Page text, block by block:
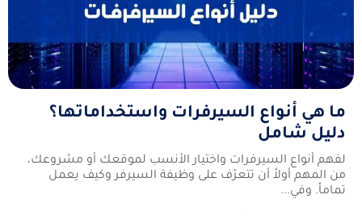
ما هي أنواع السيرفرات واستخداماتها؟
دليل شامل
لفهم أنواع السيرفرات واختيار الأنسب لموقعك أو مشروعك،
من المهم أولاً أن تتعرّف على وظيفة السيرفر وكيف يعمل
تماماً. وفي...